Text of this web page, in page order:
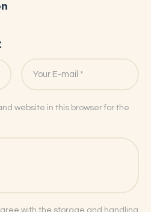
website in this browser for the